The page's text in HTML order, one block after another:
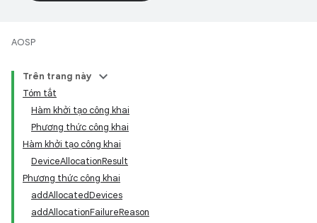
AOSP
Trên trang này
Tóm tắt
Hàm khởi tạo công khai
Phương thức công khai
Hàm khởi tạo công khai
DeviceAllocationResult
Phương thức công khai
addAllocatedDevices
addAllocationFailureReason